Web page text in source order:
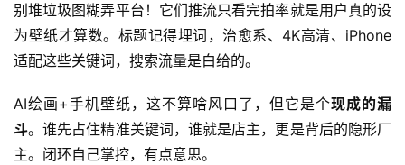
中
网
别堆垃圾图糊弄平台！它们推流只看完拍率就是用户真的设
为壁纸才算数。标题记得埋词，治愈系、4K高清、iPhone
适配这些关键词，搜索流量是白给的。
AI绘画+手机壁纸，这不算啥风口了，但它是个现成的漏
斗。谁先占住精准关键词，谁就是店主，更是背后的隐形厂
主。闭环自己掌控，有点意思。